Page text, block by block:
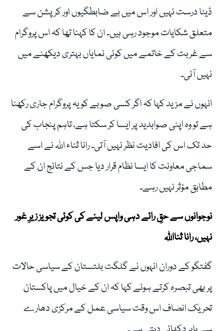
ڈیٹا درست نہیں اور اس میں بے ضابطگیوں اور کرپشن سے
متعلق شکایات موجود رہی ہیں۔ ان کا کہنا تھا کہ اس پروگرام
سے غربت کے خاتمے میں کوئی نمایاں بہتری دیکھنے میں
نہیں آئی۔
انہوں نے مزید کہا کہ اگر کسی صوبے کو یہ پروگرام جاری رکھنا
ہے تو وہ اپنی صوابدید پر ایسا کر سکتا ہے، تاہم پنجاب کی
حد تک اس کی افادیت نظر نہیں آتی۔ رانا ثناء اللہ نے اسے
سماجی معاونت کا ایسا نظام قرار دیا جس کے نتائج ان کے
مطابق مؤثر نہیں رہے۔
نوجوانوں سے حقِ رائے دہی واپس لینے کی کوئی تجویز زیرِ غور
نہیں، رانا ثنااللہ
گفتگو کے دوران انہوں نے گلگت بلتستان کے سیاسی حالات
پر بھی تبصرہ کرتے ہوئے کہا کہ ان کے خیال میں پاکستان
تحریک انصاف اس وقت سیاسی عمل کے مرکزی دھارے